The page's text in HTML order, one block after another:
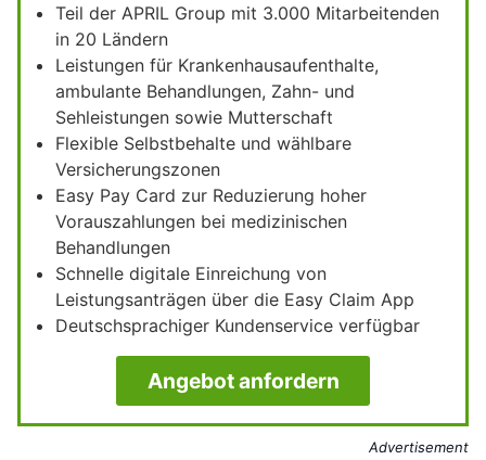
Teil der APRIL Group mit 3.000 Mitarbeitenden
in 20 Ländern
Leistungen für Krankenhausaufenthalte,
ambulante Behandlungen, Zahn- und
Sehleistungen sowie Mutterschaft
Flexible Selbstbehalte und wählbare
Versicherungszonen
Easy Pay Card zur Reduzierung hoher
Vorauszahlungen bei medizinischen
Behandlungen
Schnelle digitale Einreichung von
Leistungsanträgen über die Easy Claim App
Deutschsprachiger Kundenservice verfügbar
Angebot anfordern
Advertisement